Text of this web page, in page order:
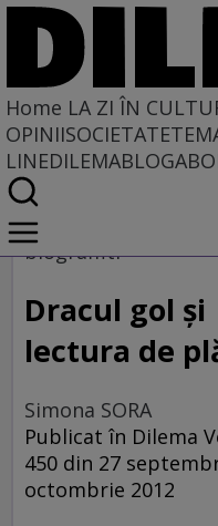
Home LA ZI ÎN
OPINIISOCIETATE
LINEDILEMABLOG
Home
La zi în cultură
Carte
biograffiti
Dracul gol şi
lectura de
Simona SORA
Publicat în Dilema
450 din 27
octombrie 2012